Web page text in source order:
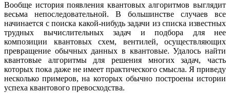
Вообще история появления квантовых алгоритмов выглядит
весьма непоследовательной. В большинстве случаев все
начинается с поиска какой-нибудь задачи из списка известных
трудных вычислительных задач и подбора для нее
композиции квантовых схем, вентилей, осуществляющих
превращение обычных данных в квантовые. Удалось найти
квантовые алгоритмы для решения многих задач, часть
которых пока даже не имеет практического смысла. Я приведу
несколько примеров, на которых обычно построены истории
успеха квантового превосходства.